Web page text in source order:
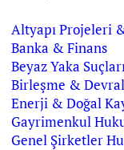
Altyapı Projeleri
Banka & Finans
Beyaz Yaka
Birleşme &
Enerji & Doğal
Gayrimenkul
Genel Şirketler